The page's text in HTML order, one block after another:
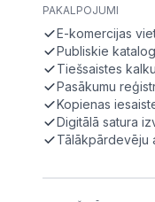
PAKALPOJUMI
E-komercijas
Publiskie
Tiešsaistes
Pasākumu
Kopienas
Digitālā satura
Tālākpārdevēju